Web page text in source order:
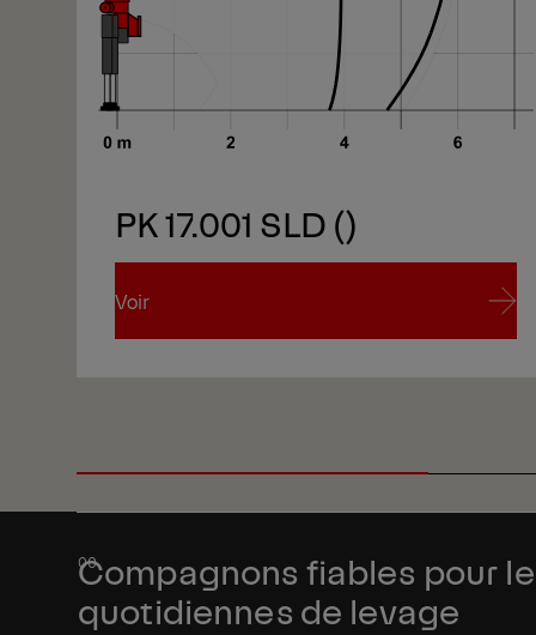
PK 17.001 SLD ()
Voir
Compagnons fiables pour
quotidiennes de levage